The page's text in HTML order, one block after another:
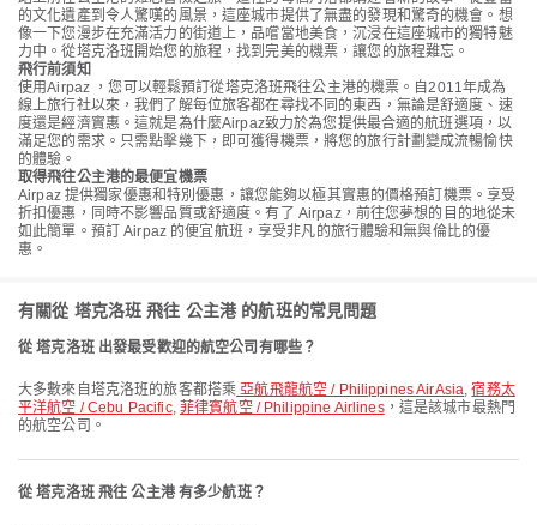
的文化遺產到令人驚嘆的風景，這座城市提供了無盡的發現和驚奇的機會。想
像一下您漫步在充滿活力的街道上，品嚐當地美食，沉浸在這座城市的獨特魅
力中。從塔克洛班開始您的旅程，找到完美的機票，讓您的旅程難忘。
飛行前須知
使用Airpaz ，您可以輕鬆預訂從塔克洛班飛往公主港的機票。自2011年成為
線上旅行社以來，我們了解每位旅客都在尋找不同的東西，無論是舒適度、速
度還是經濟實惠。這就是為什麼Airpaz致力於為您提供最合適的航班選項，以
滿足您的需求。只需點擊幾下，即可獲得機票，將您的旅行計劃變成流暢愉快
的體驗。
取得飛往公主港的最便宜機票
Airpaz 提供獨家優惠和特別優惠，讓您能夠以極其實惠的價格預訂機票。享受
折扣優惠，同時不影響品質或舒適度。有了 Airpaz，前往您夢想的目的地從未
如此簡單。預訂 Airpaz 的便宜航班，享受非凡的旅行體驗和無與倫比的優
惠。
有關從 塔克洛班 飛往 公主港 的航班的常見問題
從 塔克洛班 出發最受歡迎的航空公司有哪些？
大多數來自塔克洛班的旅客都搭乘 亞航飛龍航空 / Philippines AirAsia,宿務太
平洋航空 / Cebu Pacific, 菲律賓航空 / Philippine Airlines，這是該城市最熱門
的航空公司。
從 塔克洛班 飛往 公主港 有多少航班？